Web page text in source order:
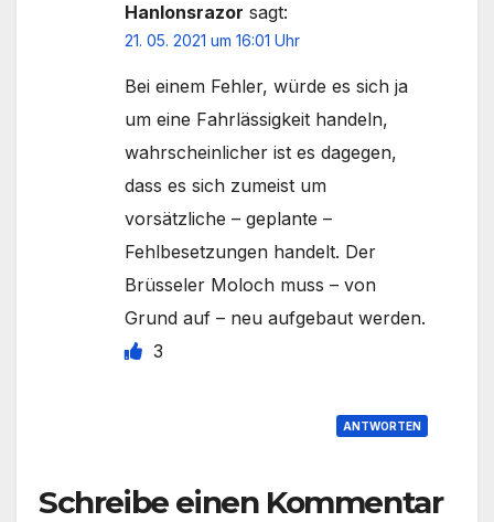
Hanlonsrazor sagt:
21. 05. 2021 um 16:01 Uhr
Bei einem Fehler, würde es sich ja
um eine Fahrlässigkeit handeln,
wahrscheinlicher ist es dagegen,
dass es sich zumeist um
vorsätzliche – geplante –
Fehlbesetzungen handelt. Der
Brüsseler Moloch muss – von
Grund auf – neu aufgebaut werden.
3
ANTWORTEN
Schreibe einen Kommentar